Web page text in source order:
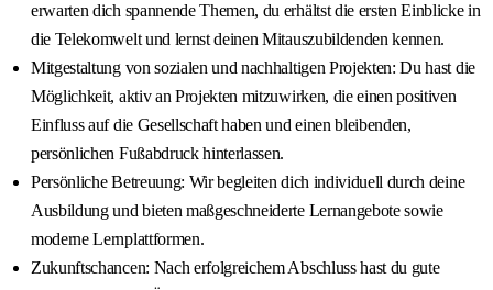
erwarten dich spannende Themen, du erhältst die ersten Einblicke in
die Telekomwelt und lernst deinen Mitauszubildenden kennen.
Mitgestaltung von sozialen und nachhaltigen Projekten: Du hast die
Möglichkeit, aktiv an Projekten mitzuwirken, die einen positiven
Einfluss auf die Gesellschaft haben und einen bleibenden,
persönlichen Fußabdruck hinterlassen.
Persönliche Betreuung: Wir begleiten dich individuell durch deine
Ausbildung und bieten maßgeschneiderte Lernangebote sowie
moderne Lernplattformen.
Zukunftschancen: Nach erfolgreichem Abschluss hast du gute